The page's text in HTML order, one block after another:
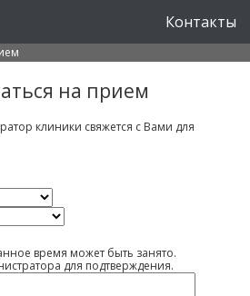
Контакты
на прием
клиники свяжется с Вами для
время может быть занято.
для подтверждения.